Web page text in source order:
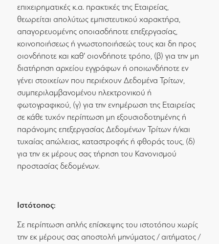
επιχειρηματικές κ.α. πρακτικές της Εταιρείας,
θεωρείται απολύτως εμπιστευτικού χαρακτήρα,
απαγορευομένης οποιασδήποτε επεξεργασίας,
κοινοποιήσεως ή γνωστοποιήσεώς τους και δη προς
οιονδήποτε και καθ’ οιονδήποτε τρόπο, (β) για την μη
διατήρηση αρχείου εγγράφων ή οποιωνδήποτε εν
γένει στοιχείων που περιέχουν Δεδομένα Τρίτων,
συμπεριλαμβανομένου ηλεκτρονικού ή
φωτογραφικού, (γ) για την ενημέρωση της Εταιρείας
σε κάθε τυχόν περίπτωση μη εξουσιοδοτημένης ή
παράνομης επεξεργασίας Δεδομένων Τρίτων ή/και
τυχαίας απώλειας, καταστροφής ή φθοράς τους, (δ)
για την εκ μέρους σας τήρηση του Κανονισμού
προστασίας δεδομένων.
Ιστότοπος:
Σε περίπτωση απλής επίσκεψης του ιστοτόπου χωρίς
την εκ μέρους σας αποστολή μηνύματος / αιτήματος /